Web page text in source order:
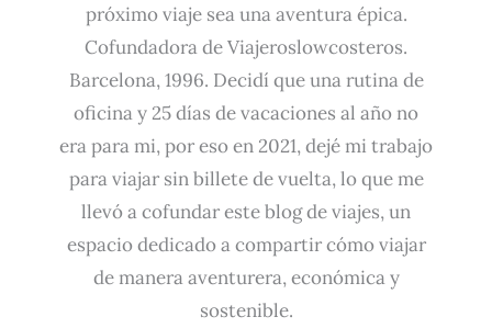
próximo viaje sea una aventura épica.
Cofundadora de Viajeroslowcosteros.
Barcelona, 1996. Decidí que una rutina de
oficina y 25 días de vacaciones al año no
era para mi, por eso en 2021, dejé mi trabajo
para viajar sin billete de vuelta, lo que me
llevó a cofundar este blog de viajes, un
espacio dedicado a compartir cómo viajar
de manera aventurera, económica y
sostenible.